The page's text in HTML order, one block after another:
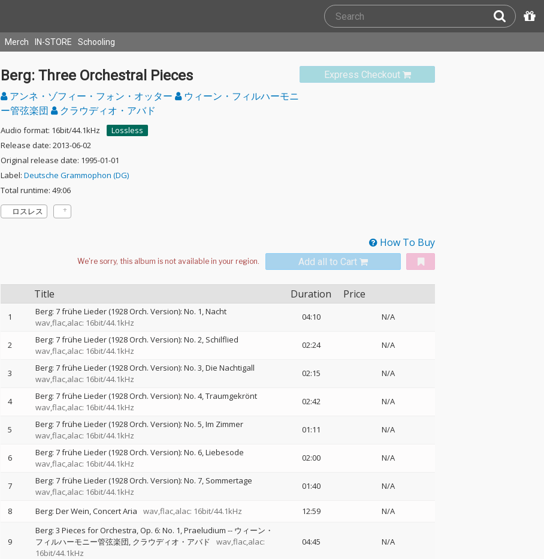
Merch IN-STORE Schooling
Express Checkout
Berg: Three Orchestral Pieces
アンネ・ゾフィー・フォン・オッター
ウィーン・フィルハーモニ
ー管弦楽団
クラウディオ・アバド
Audio format: 16bit/44.1kHz
Lossless
Release date: 2013-06-02
Original release date: 1995-01-01
Label: Deutsche Grammophon (DG)
Total runtime: 49:06
ロスレス
How To Buy
Add all to Cart
Title Duration Price
1
Berg: 7 frühe Lieder (1928 Orch. Version): No. 1, Nacht
wav,flac,alac: 16bit/44.1kHz
04:10 N/A
2
Berg: 7 frühe Lieder (1928 Orch. Version): No. 2, Schilflied
wav,flac,alac: 16bit/44.1kHz
02:24 N/A
3
Berg: 7 frühe Lieder (1928 Orch. Version): No. 3, Die Nachtigall
wav,flac,alac: 16bit/44.1kHz
02:15 N/A
4
Berg: 7 frühe Lieder (1928 Orch. Version): No. 4, Traumgekrönt
wav,flac,alac: 16bit/44.1kHz
02:42 N/A
5
Berg: 7 frühe Lieder (1928 Orch. Version): No. 5, Im Zimmer
wav,flac,alac: 16bit/44.1kHz
01:11 N/A
6
Berg: 7 frühe Lieder (1928 Orch. Version): No. 6, Liebesode
wav,flac,alac: 16bit/44.1kHz
02:00 N/A
7
Berg: 7 frühe Lieder (1928 Orch. Version): No. 7, Sommertage
wav,flac,alac: 16bit/44.1kHz
01:40 N/A
8 Berg: Der Wein, Concert Aria wav,flac,alac: 16bit/44.1kHz 12:59 N/A
9
Berg: 3 Pieces for Orchestra, Op. 6: No. 1, Praeludium -- ウィーン・
フィルハーモニー管弦楽団 クラウディオ・アバド
wav,flac,alac:
16bit/44.1kHz
04:45 N/A